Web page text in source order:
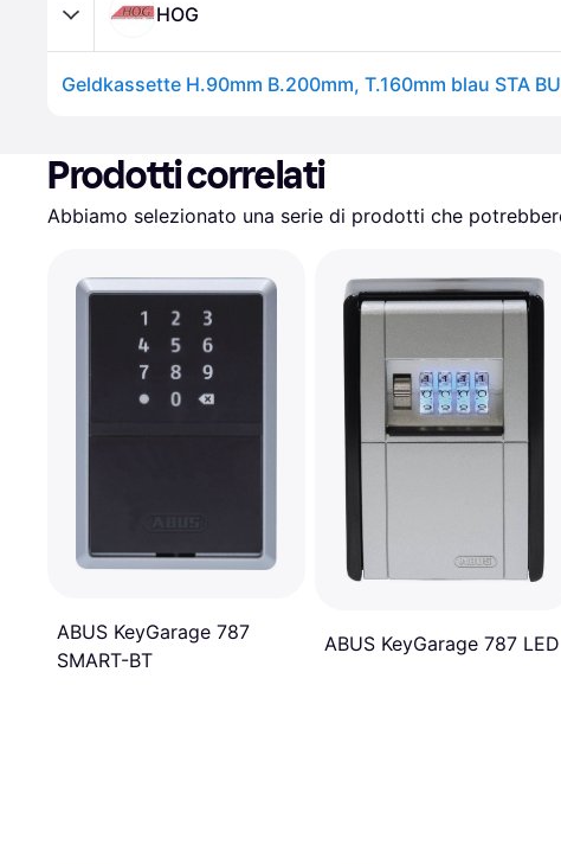
HOG
Prodotti correlati
Abbiamo selezionato una serie di prodotti che
ABUS KeyGarage 787
SMART-BT
ABUS KeyGarage 787 LED